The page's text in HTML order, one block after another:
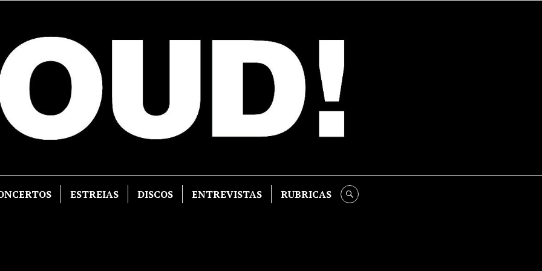
ESTREIAS DISCOS ENTREVISTAS RUBRICAS SEARCH